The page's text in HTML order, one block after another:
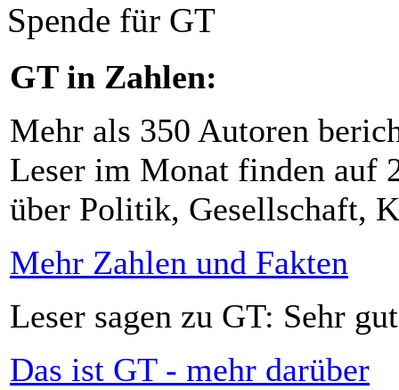
Spende für GT
GT in Zahlen:
Mehr als 350 Autoren
Leser im Monat finden auf
über Politik, Gesellschaft,
Mehr Zahlen und Fakten
Leser sagen zu GT: Sehr
Das ist GT - mehr darüber